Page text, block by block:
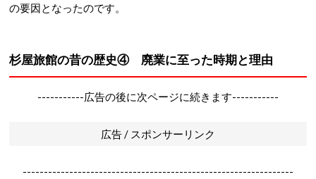
の要因となったのです。
杉屋旅館の昔の歴史④ 廃業に至った時期と理由
-----------広告の後に次ページに続きます-----------
広告 / スポンサーリンク
----------------------------------------------------------------